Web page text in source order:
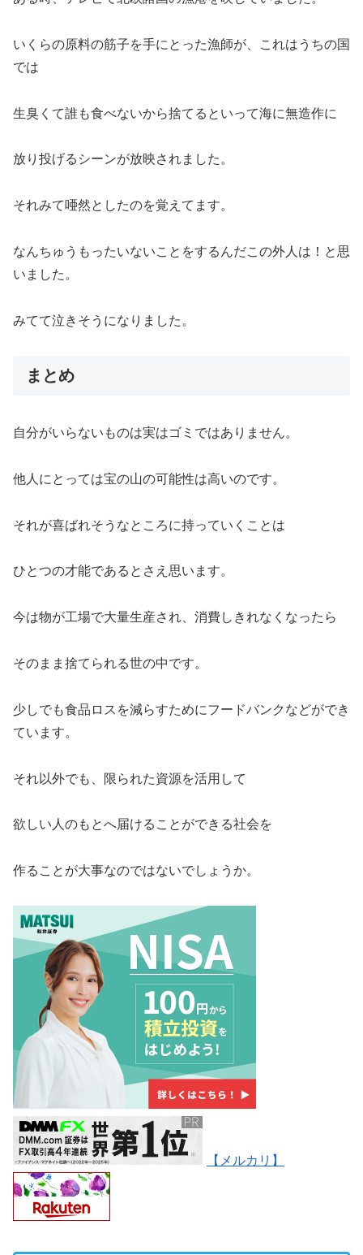
いくらの原料の筋子を手にとった漁師が、これはうちの国
では
生臭くて誰も食べないから捨てるといって海に無造作に
放り投げるシーンが放映されました。
それみて唖然としたのを覚えてます。
なんちゅうもったいないことをするんだこの外人は！と思
いました。
みてて泣きそうになりました。
まとめ
自分がいらないものは実はゴミではありません。
他人にとっては宝の山の可能性は高いのです。
それが喜ばれそうなところに持っていくことは
ひとつの才能であるとさえ思います。
今は物が工場で大量生産され、消費しきれなくなったら
そのまま捨てられる世の中です。
少しでも食品ロスを減らすためにフードバンクなどができ
ています。
それ以外でも、限られた資源を活用して
欲しい人のもとへ届けることができる社会を
作ることが大事なのではないでしょうか。
【メルカリ】